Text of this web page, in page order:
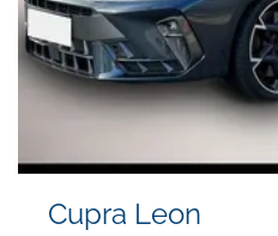
Cupra Leon